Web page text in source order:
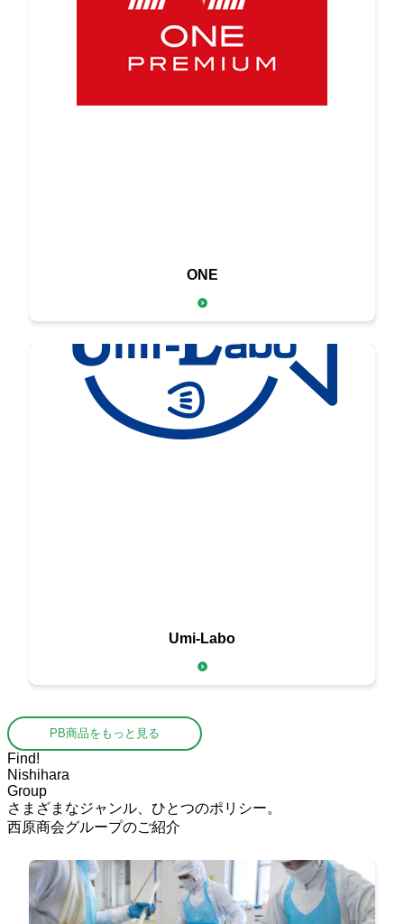
そのひと皿を特別なオンリーワンにする
高品質な定番ブランド「ONE」。
ONE
新鮮な海の幸を
お届けする
Umi-Labo
PB商品をもっと見る
Find!
Nishihara
Group
さまざまなジャンル、ひとつのポリシー。
西原商会グループのご紹介